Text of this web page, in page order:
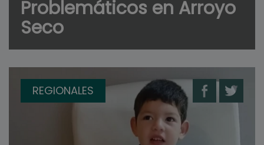
Problemáticos en Arroyo
Seco
REGIONALES